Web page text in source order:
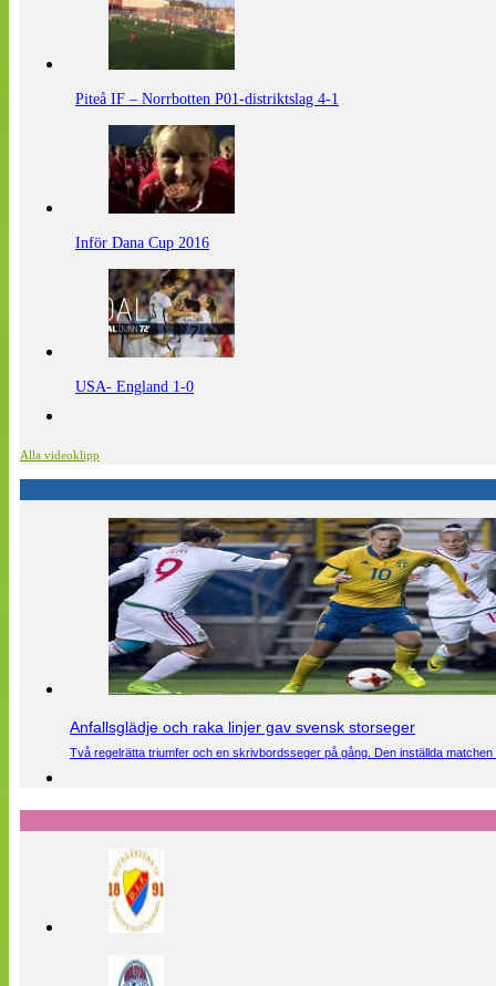
Piteå IF – Norrbotten P01-distriktslag 4-1
Inför Dana Cup 2016
USA- England 1-0
Alla videoklipp
Anfallsglädje och raka linjer gav svensk storseger
Två regelrätta triumfer och en skrivbordsseger på gång. Den inställda